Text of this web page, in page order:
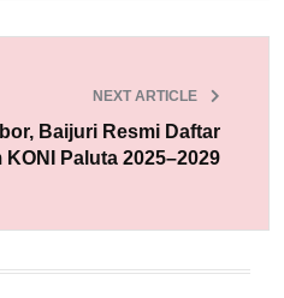
NEXT ARTICLE
Baijuri Resmi Daftar
Paluta 2025–2029